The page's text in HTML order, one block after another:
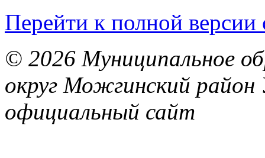
Перейти к полной версии
© 2026 Муниципальное
округ Можгинский район
официальный сайт